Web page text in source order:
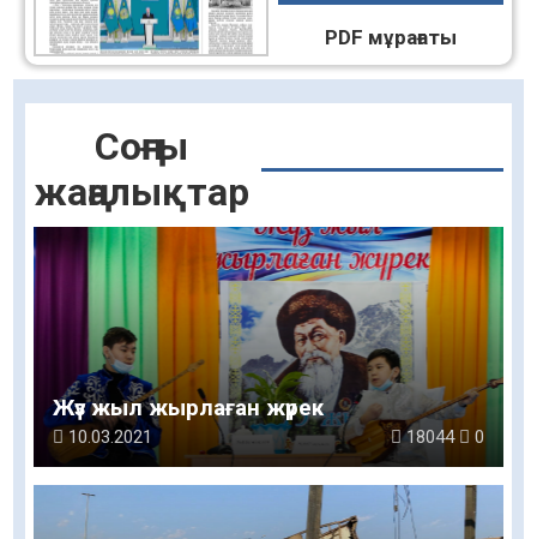
PDF мұрағаты
Соңғы
жаңалықтар
Жүз жыл жырлаған жүрек
10.03.2021 18044 0